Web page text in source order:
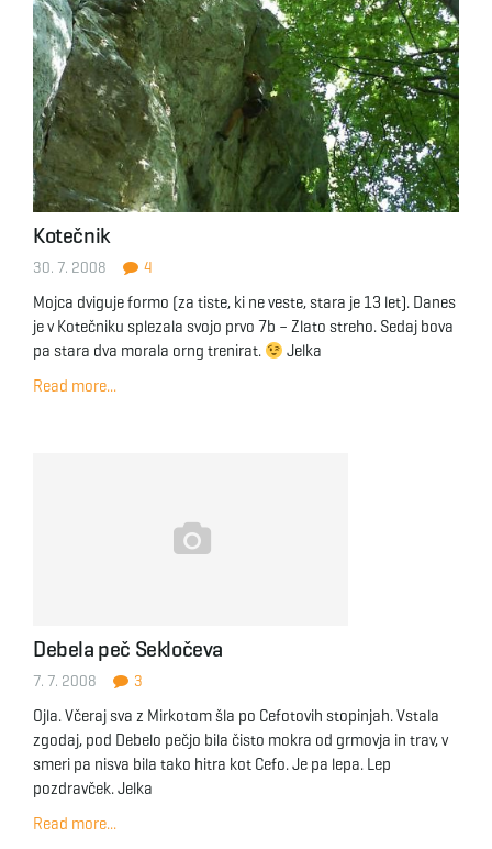
o
n
Kotečnik
30. 7. 2008 4
Mojca dviguje formo (za tiste, ki ne veste, stara je 13 let). Danes
je v Kotečniku splezala svojo prvo 7b – Zlato streho. Sedaj bova
pa stara dva morala orng trenirat.
Jelka
Read more...
Debela peč Sekločeva
7. 7. 2008 3
Ojla. Včeraj sva z Mirkotom šla po Cefotovih stopinjah. Vstala
zgodaj, pod Debelo pečjo bila čisto mokra od grmovja in trav, v
smeri pa nisva bila tako hitra kot Cefo. Je pa lepa. Lep
pozdravček. Jelka
Read more...